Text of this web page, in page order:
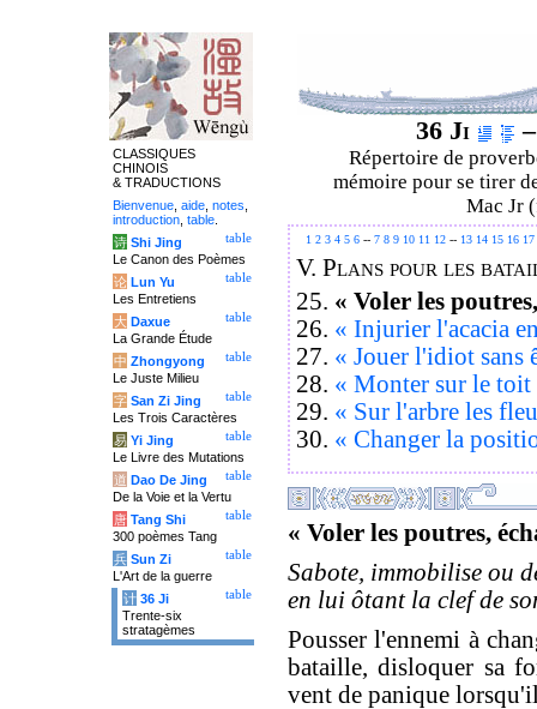
36 Ji
Répertoire de
mémoire pour se tirer
Mac Jr
1 2 3 4 5 6-- 7 8 9 10 11 12-- 13 14 15 16 17
V. Plans pour les
25. « Voler les
26. « Injurier l'acacia
27. « Jouer l'idiot sans
28. « Monter sur le toit
29. « Sur l'arbre les
30. « Changer la
« Voler les poutres,
Sabote, immobilise ou
en lui ôtant la clef de
Pousser l'ennemi à
bataille, disloquer sa
vent de panique
CLASSIQUES
CHINOIS
& TRADUCTIONS
Bienvenue aide notes
introduction table
table
诗 Shi Jing
Le Canon des Poèmes
table
论 Lun Yu
Les Entretiens
table
大 Daxue
La Grande Étude
table
中 Zhongyong
Le Juste Milieu
table
字 San Zi Jing
Les Trois Caractères
table
易 Yi Jing
Le Livre des Mutations
table
道 Dao De Jing
De la Voie et la Vertu
table
唐 Tang Shi
300 poèmes Tang
table
兵 Sun Zi
L'Art de la guerre
table
计 36 Ji
Trente-six
stratagèmes